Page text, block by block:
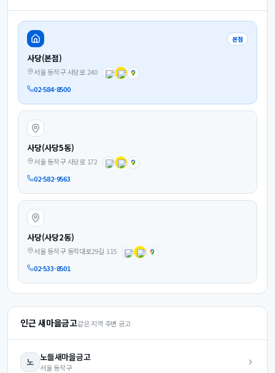
본점
사당(본점)
서울 동작구 사당로 240
02-584-8500
사당(사당5동)
서울 동작구 사당로 172
02-582-9563
사당(사당2동)
서울 동작구 동작대로29길 115
02-533-8501
인근 새마을금고같은 지역 주변 금고
노 노들새마을금고
서울 동작구